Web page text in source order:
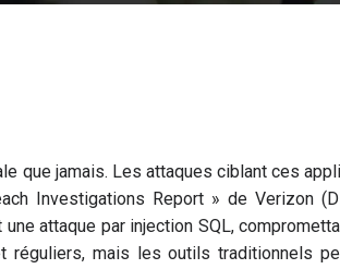
que jamais. Les attaques ciblant ces
Investigations Report » de Verizon
attaque par injection SQL,
mais les outils traditionnels